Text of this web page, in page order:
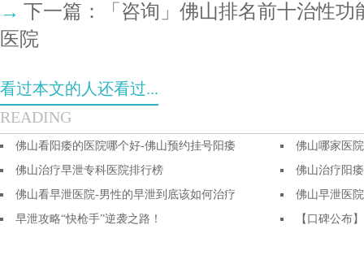
→ 下一篇：
「咨询」佛山排名前十治性
医院
看过本文的人还看过...
READING
佛山看阳痿的医院哪个好-佛山预约挂号阳痿
佛山哪家医
佛山治疗早泄专科医院排行榜
佛山治疗阳
佛山看早泄医院-男性的早泄到底该如何治疗
佛山早泄医
早泄攻略“快枪手”逆袭之路！
【口碑公布